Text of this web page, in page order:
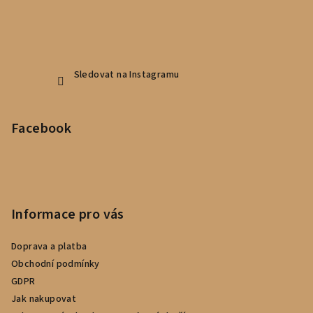
Sledovat na Instagramu
Facebook
Informace pro vás
Doprava a platba
Obchodní podmínky
GDPR
Jak nakupovat